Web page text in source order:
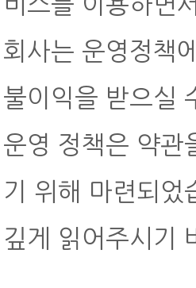
회사는 운영정책
불이익을 받으실
운영 정책은 약관
기 위해 마련되었
깊게 읽어주시기